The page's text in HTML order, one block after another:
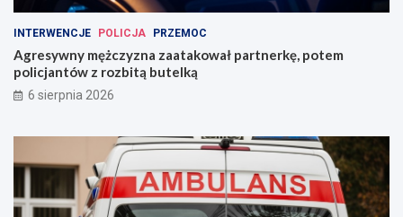
INTERWENCJE POLICJA PRZEMOC
Agresywny mężczyzna zaatakował partnerkę, potem
policjantów z rozbitą butelką
6 sierpnia 2026